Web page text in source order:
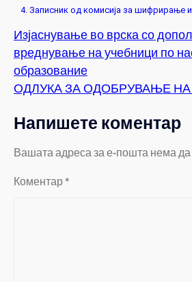
4. Записник од комисија за шифрирање
Изјаснување во врска со
вреднување на учебници по
образование
ОДЛУКА ЗА ОДОБРУВАЊЕ
Напишете коментар
Вашата адреса за е-пошта нема да
Коментар *